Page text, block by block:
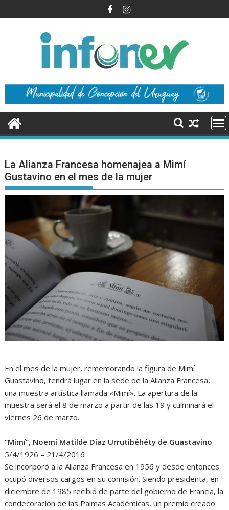
al
La Alianza Francesa homenajea a Mimí
Gustavino en el mes de la mujer
En el mes de la mujer, rememorando la figura de Mimí
Guastavino, tendrá lugar en la sede de la Alianza Francesa,
una muestra artística llamada «Mimí». La apertura de la
muestra será el 8 de marzo a partir de las 19 y culminará el
viernes 26 de marzo.
“Mimí”, Noemí Matilde Díaz Urrutibéhéty de Guastavino
5/4/1926 – 21/4/2016
Se incorporó a la Alianza Francesa en 1956 y desde entonces
ocupó diversos cargos en su comisión. Siendo presidenta, en
diciembre de 1985 recibió de parte del gobierno de Francia, la
condecoración de las Palmas Académicas, un premio creado